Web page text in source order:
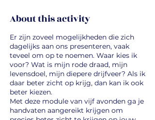
About this activity
Er zijn zoveel mogelijkheden die zich
dagelijks aan ons presenteren, vaak
teveel om op te noemen. Waar kies ik
voor? Wat is mijn rode draad, mijn
levensdoel, mijn diepere drijfveer? Als ik
daar beter zicht op krijg, dan kan ik ook
beter kiezen.
Met deze module van vijf avonden ga je
handvaten aangereikt krijgen om